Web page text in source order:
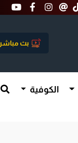
بث مباشر
الكوفية